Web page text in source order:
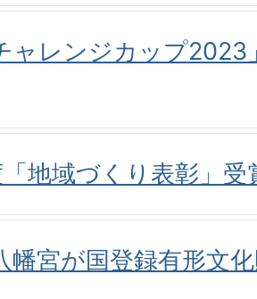
ャレンジカップ
地域づくり表彰」受
幡宮が国登録有形文